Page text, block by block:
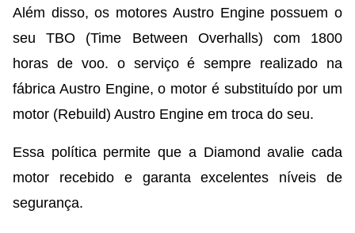
Além disso, os motores Austro Engine possuem o
seu TBO (Time Between Overhalls) com 1800
horas de voo. o serviço é sempre realizado na
fábrica Austro Engine, o motor é substituído por um
motor (Rebuild) Austro Engine em troca do seu.
Essa política permite que a Diamond avalie cada
motor recebido e garanta excelentes níveis de
segurança.